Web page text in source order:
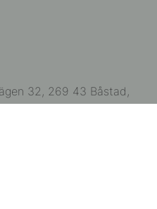
32, 269 43 Båstad,